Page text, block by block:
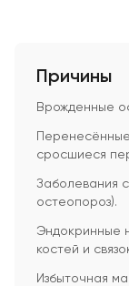
Причины
Врожденные
сросшиеся
Заболевания
остеопороз).
Эндокринные
костей и
Избыточная